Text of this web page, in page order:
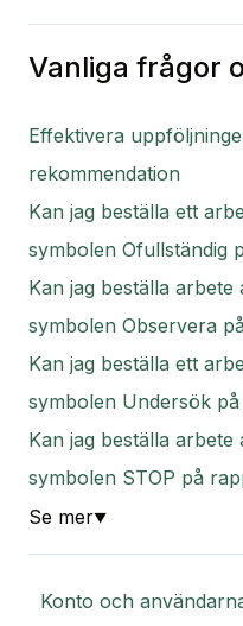
Vanliga frågor
Effektivera
rekommendation
Kan jag beställa ett
symbolen Ofullständig
Kan jag beställa
symbolen Observera
Kan jag beställa ett
symbolen Undersök
Kan jag beställa
symbolen STOP på
Se mer▼
Konto och